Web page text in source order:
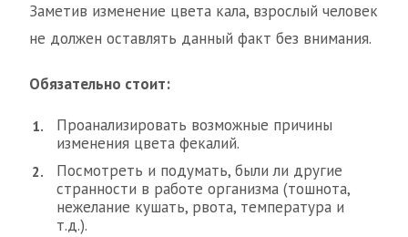
Заметив изменение цвета кала, взрослый человек
не должен оставлять данный факт без внимания.
Обязательно стоит:
Проанализировать возможные причины
изменения цвета фекалий.
Посмотреть и подумать, были ли другие
странности в работе организма (тошнота,
нежелание кушать, рвота, температура и
т.д.).